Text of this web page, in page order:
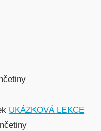
UKÁZKOVÁ LEKCE